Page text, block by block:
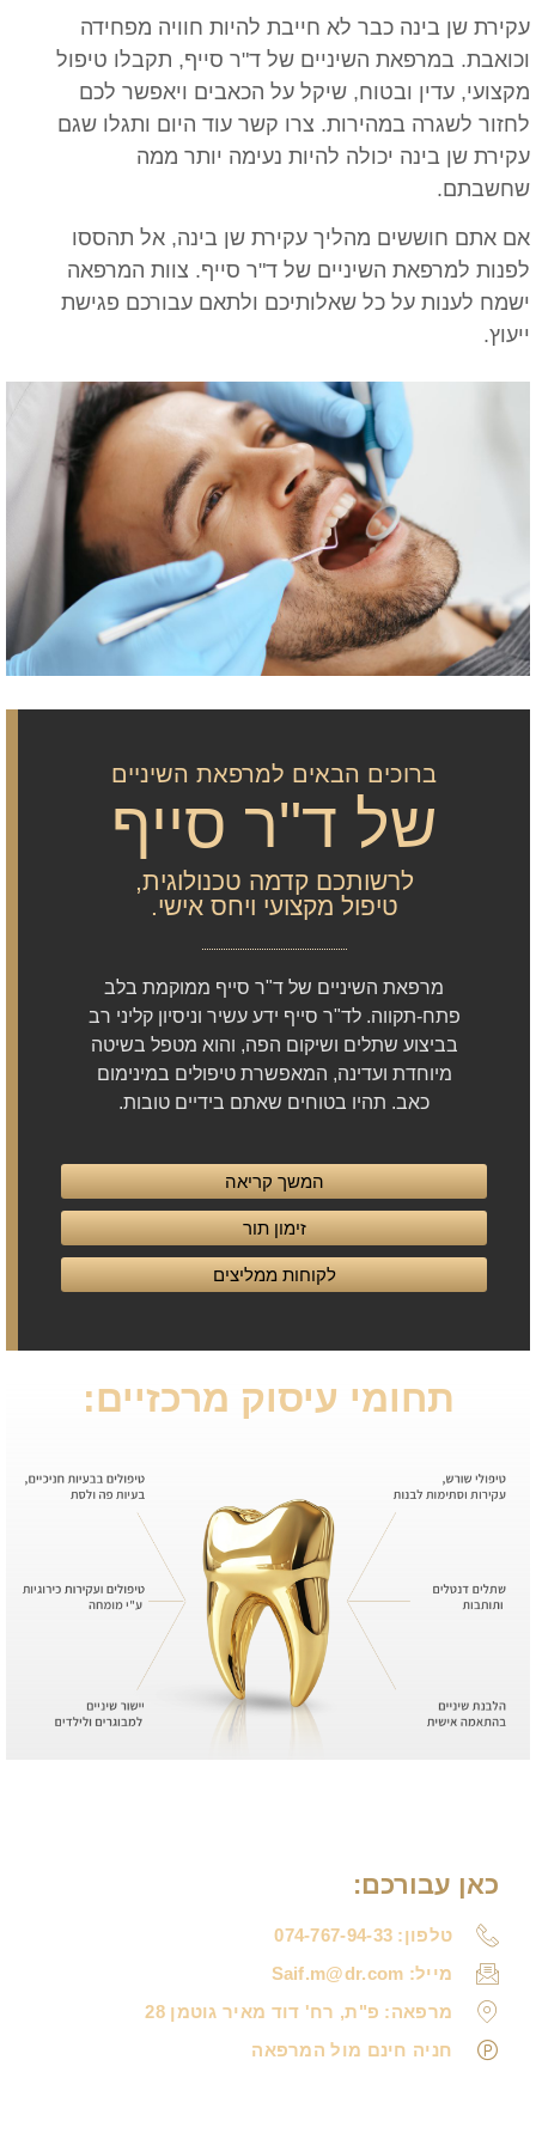
עקירת שן בינה כבר לא חייבת להיות חוויה מפחידה
וכואבת. במרפאת השיניים של ד"ר סייף, תקבלו טיפול
מקצועי, עדין ובטוח, שיקל על הכאבים ויאפשר לכם
לחזור לשגרה במהירות. צרו קשר עוד היום ותגלו שגם
עקירת שן בינה יכולה להיות נעימה יותר ממה
שחשבתם.
אם אתם חוששים מהליך עקירת שן בינה, אל תהססו
לפנות למרפאת השיניים של ד"ר סייף. צוות המרפאה
ישמח לענות על כל שאלותיכם ולתאם עבורכם פגישת
ייעוץ.
ברוכים הבאים למרפאת השיניים
של ד"ר סייף
לרשותכם קדמה טכנולוגית,
טיפול מקצועי ויחס אישי.
מרפאת השיניים של ד"ר סייף ממוקמת בלב
פתח-תקווה. לד"ר סייף ידע עשיר וניסיון קליני רב
בביצוע שתלים ושיקום הפה, והוא מטפל בשיטה
מיוחדת ועדינה, המאפשרת טיפולים במינימום
כאב. תהיו בטוחים שאתם בידיים טובות.
המשך קריאה
זימון תור
לקוחות ממליצים
תחומי עיסוק מרכזיים:
כאן עבורכם:
טלפון: 074-767-94-33
מייל: Saif.m@dr.com
מרפאה: פ"ת, רח' דוד מאיר גוטמן 28
חניה חינם מול המרפאה